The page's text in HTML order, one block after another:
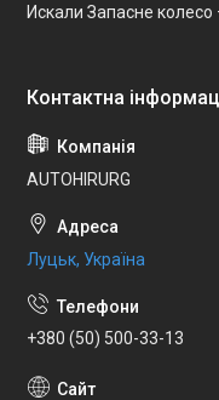
Искали Запасне
AUTOHIRURG
Луцьк, Україна
+380 (50) 500-33-13